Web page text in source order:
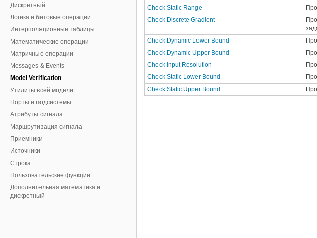
Дискретный
Логика и битовые операции
Интерполяционные таблицы
Математические операции
Матричные операции
Messages & Events
Model Verification
Утилиты всей модели
Порты и подсистемы
Атрибуты сигнала
Маршрутизация сигнала
Приемники
Источники
Строка
Пользовательские функции
Дополнительная математика и
дискретный
Check Static Range
Check Discrete Gradient
Check Dynamic Lower Bound
Check Dynamic Upper Bound
Check Input Resolution
Check Static Lower Bound
Check Static Upper Bound